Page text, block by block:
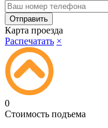
Карта проезда
Распечатать ×
0
Стоимость подъема